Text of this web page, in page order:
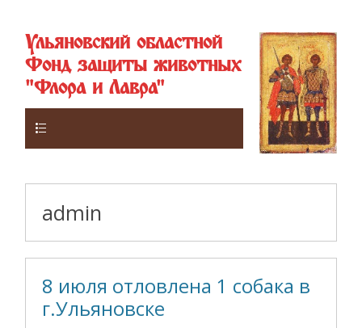
Ульяновский областной
Фонд защиты животных
"Флора и Лавра"
admin
8 июля отловлена 1 собака в
г.Ульяновске